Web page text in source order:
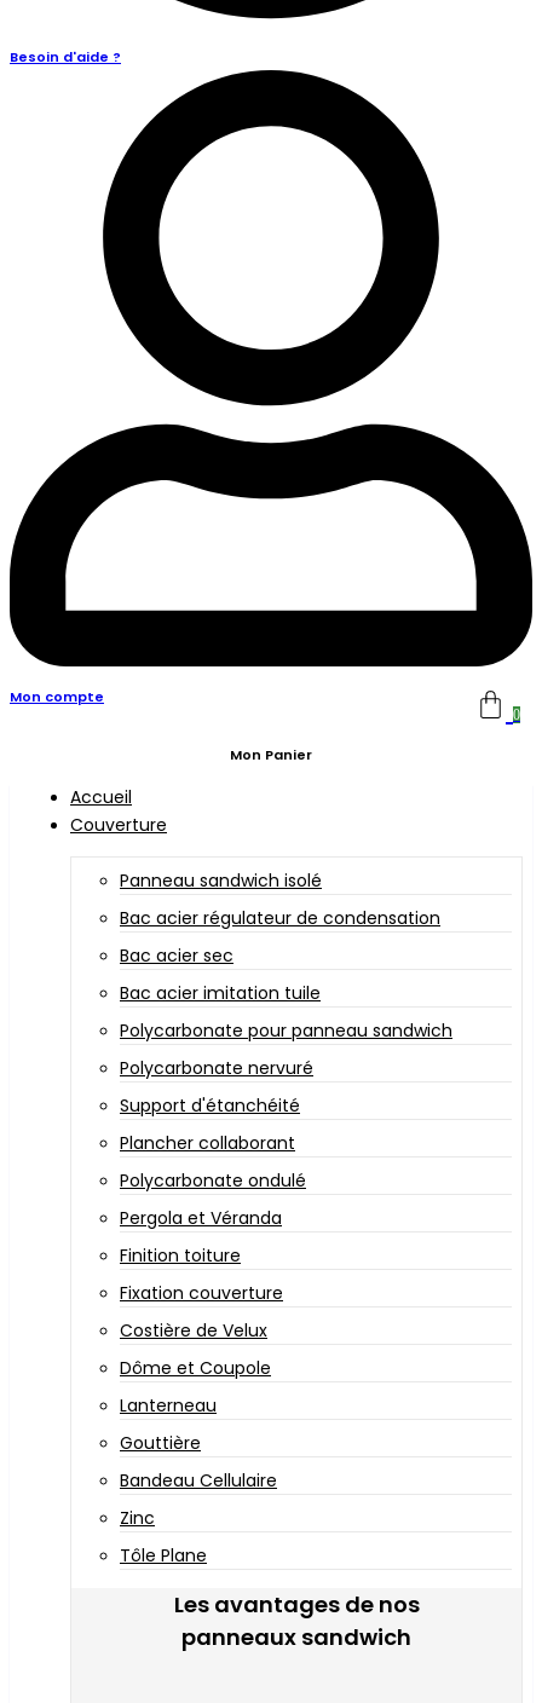
Besoin d'aide ?
Mon compte
0
Mon Panier
Accueil
Couverture
Panneau sandwich isolé
Bac acier régulateur de condensation
Bac acier sec
Bac acier imitation tuile
Polycarbonate pour panneau sandwich
Polycarbonate nervuré
Support d'étanchéité
Plancher collaborant
Polycarbonate ondulé
Pergola et Véranda
Finition toiture
Fixation couverture
Costière de Velux
Dôme et Coupole
Lanterneau
Gouttière
Bandeau Cellulaire
Zinc
Tôle Plane
Les avantages de nos
panneaux sandwich